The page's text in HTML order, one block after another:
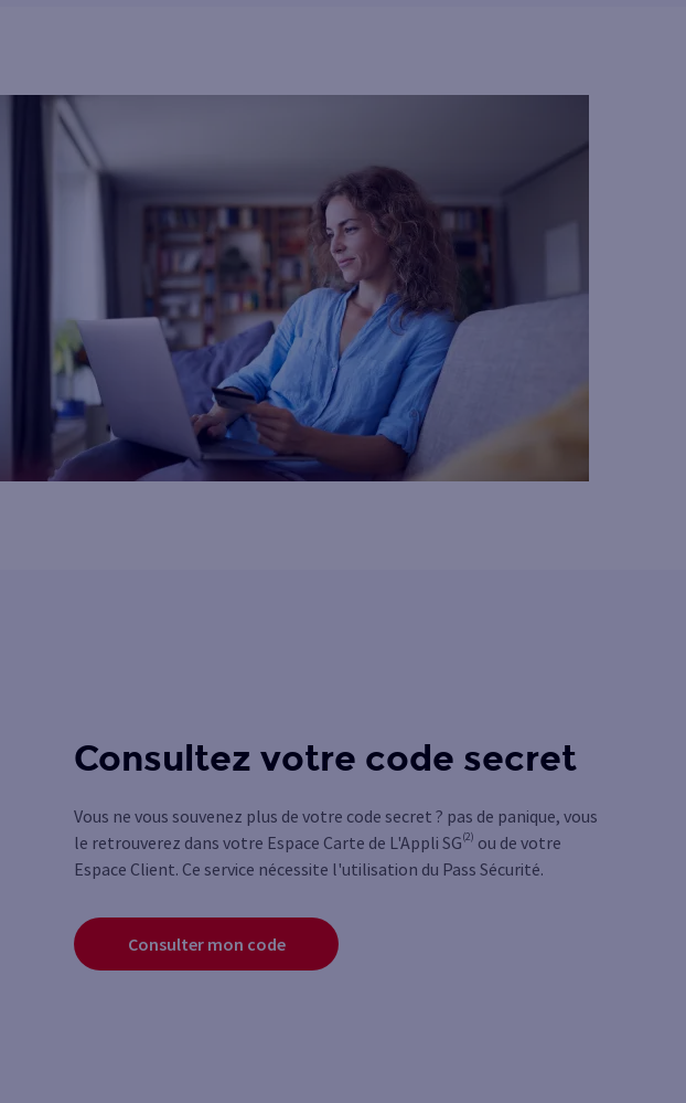
Consultez votre code secret
Vous ne vous souvenez plus de votre code secret ? pas de panique, vous
le retrouverez dans votre Espace Carte de L'Appli SG(2) ou de votre
Espace Client. Ce service nécessite l'utilisation du Pass Sécurité.
Consulter mon code